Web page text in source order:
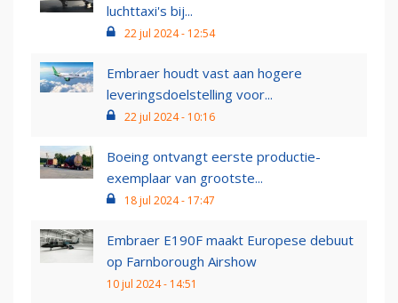
luchttaxi's bij...
22 jul 2024 - 12:54
Embraer houdt vast aan hogere
leveringsdoelstelling voor...
22 jul 2024 - 10:16
Boeing ontvangt eerste productie-
exemplaar van grootste...
18 jul 2024 - 17:47
Embraer E190F maakt Europese debuut
op Farnborough Airshow
10 jul 2024 - 14:51